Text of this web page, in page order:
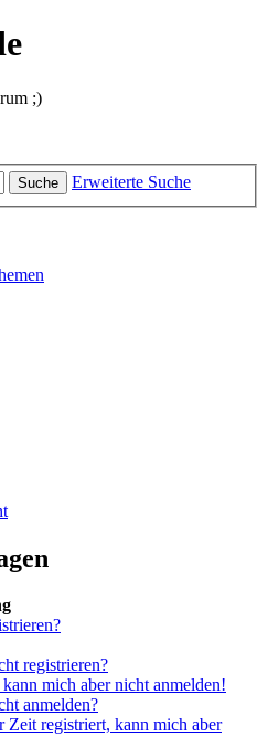
;)
Suche Erweiterte Suche
registrieren?
mich aber nicht anmelden!
anmelden?
Zeit registriert, kann mich aber